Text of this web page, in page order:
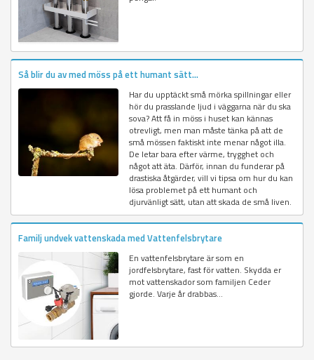
Så blir du av med möss på ett humant sätt...
Har du upptäckt små mörka spillningar eller
hör du prasslande ljud i väggarna när du ska
sova? Att få in möss i huset kan kännas
otrevligt, men man måste tänka på att de
små mössen faktiskt inte menar något illa.
De letar bara efter värme, trygghet och
något att äta. Därför, innan du funderar på
drastiska åtgärder, vill vi tipsa om hur du kan
lösa problemet på ett humant och
djurvänligt sätt, utan att skada de små liven.
Familj undvek vattenskada med Vattenfelsbrytare
En vattenfelsbrytare är som en
jordfelsbrytare, fast för vatten. Skydda er
mot vattenskador som familjen Ceder
gjorde. Varje år drabbas...